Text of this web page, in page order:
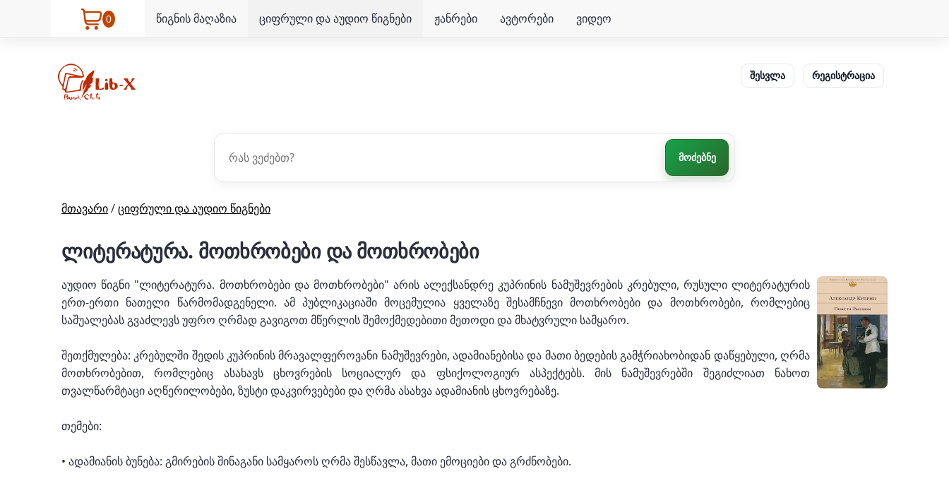
0 წიგნის მაღაზია ციფრული და აუდიო წიგნები ჟანრები ავტორები ვიდეო
შესვლა რეგისტრაცია
მოძებნე
მთავარი/ციფრული და აუდიო წიგნები
ლიტერატურა. მოთხრობები და მოთხრობები
აუდიო წიგნი "ლიტერატურა. მოთხრობები და მოთხრობები" არის ალექსანდრე კუპრინის ნამუშევრების კრებული, რუსული ლიტერატურის
ერთ-ერთი ნათელი წარმომადგენელი. ამ პუბლიკაციაში მოცემულია ყველაზე შესამჩნევი მოთხრობები და მოთხრობები, რომლებიც
საშუალებას გვაძლევს უფრო ღრმად გავიგოთ მწერლის შემოქმედებითი მეთოდი და მხატვრული სამყარო.
შეთქმულება: კრებულში შედის კუპრინის მრავალფეროვანი ნამუშევრები, ადამიანებისა და მათი ბედების გამჭრიახობიდან დაწყებული, ღრმა
მოთხრობებით, რომლებიც ასახავს ცხოვრების სოციალურ და ფსიქოლოგიურ ასპექტებს. მის ნამუშევრებში შეგიძლიათ ნახოთ
თვალწარმტაცი აღწერილობები, ზუსტი დაკვირვებები და ღრმა ასახვა ადამიანის ცხოვრებაზე.
თემები:
• ადამიანის ბუნება: გმირების შინაგანი სამყაროს ღრმა შესწავლა, მათი ემოციები და გრძნობები.